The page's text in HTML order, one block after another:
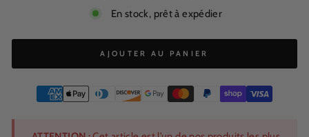
En stock, prêt à expédier
AJOUTER AU PANIER